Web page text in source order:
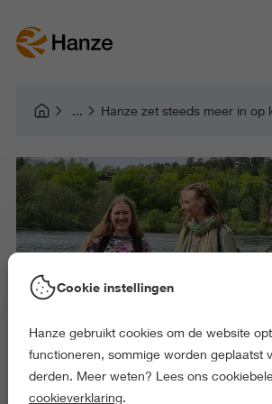
Cookie instellingen
Hanze gebruikt cookies om de website
functioneren, sommige worden geplaatst
derden. Meer weten? Lees ons
cookieverklaring.